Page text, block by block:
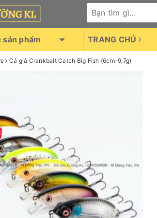
sản phẩm TRANG CHỦ
Cá giả Crankbait Catch Big Fish (6cm-9,7g)